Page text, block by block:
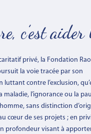
c’est
privé, la Fondation
la voie tracée par son
luttant contre l’exclusion,
maladie, l’ignorance ou la
sans distinction
cœur de ses projets ; en
profondeur visant à